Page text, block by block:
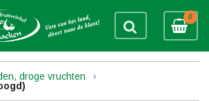
0
droge vruchten